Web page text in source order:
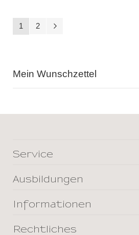
Seite
Sie lesen gerade Seite
1 Seite
2
Mein Wunschzettel
Service
Ausbildungen
Informationen
Rechtliches